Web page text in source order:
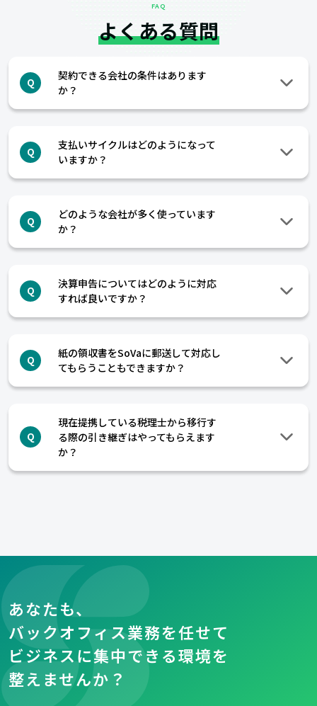
FAQ
よくある質問
Q
契約できる会社の条件はあります
か？
Q
支払いサイクルはどのようになって
いますか？
Q
どのような会社が多く使っています
か？
Q
決算申告についてはどのように対応
すれば良いですか？
Q
紙の領収書をSoVaに郵送して対応し
てもらうこともできますか？
Q
現在提携している税理士から移行す
る際の引き継ぎはやってもらえます
か？
あなたも、
バックオフィス業務を任せて
ビジネスに集中できる環境を
整えませんか？